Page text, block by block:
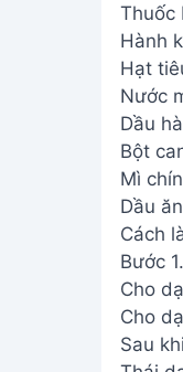
Thuốc
Hành
Hạt
Nước
Dầu
Bột
Mì
Dầu
Cách
Bước
Cho
Cho
Sau